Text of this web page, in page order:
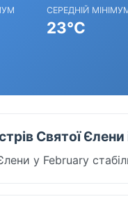
СЕРЕДНІЙ
23°C
Святої
у February